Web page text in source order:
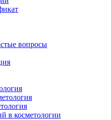
вопросы
в косметологии